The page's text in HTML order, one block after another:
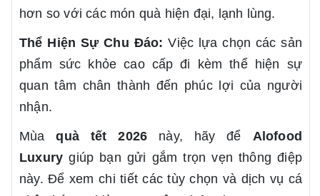
hơn so với các món quà hiện đại, lạnh lùng.
Thể Hiện Sự Chu Đáo: Việc lựa chọn các sản
phẩm sức khỏe cao cấp đi kèm thể hiện sự
quan tâm chân thành đến phúc lợi của người
nhận.
Mùaquà tết 2026 này, hãy để Alofood
Luxury giúp bạn gửi gắm trọn vẹn thông điệp
này. Để xem chi tiết các tùy chọn và dịch vụ cá